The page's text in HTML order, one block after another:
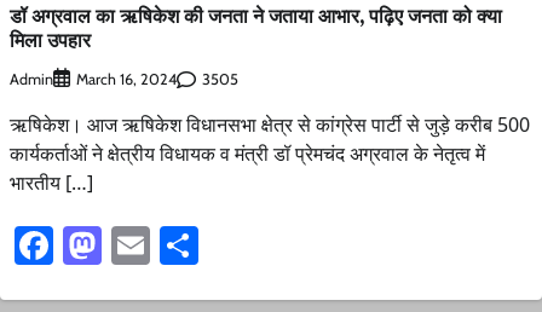
डॉ अग्रवाल का ऋषिकेश की जनता ने जताया आभार, पढ़िए जनता को क्या
मिला उपहार
Admin March 16, 2024 3505
ऋषिकेश। आज ऋषिकेश विधानसभा क्षेत्र से कांग्रेस पार्टी से जुड़े करीब 500
कार्यकर्ताओं ने क्षेत्रीय विधायक व मंत्री डॉ प्रेमचंद अग्रवाल के नेतृत्व में
भारतीय […]
Facebook
Mastodon
Email